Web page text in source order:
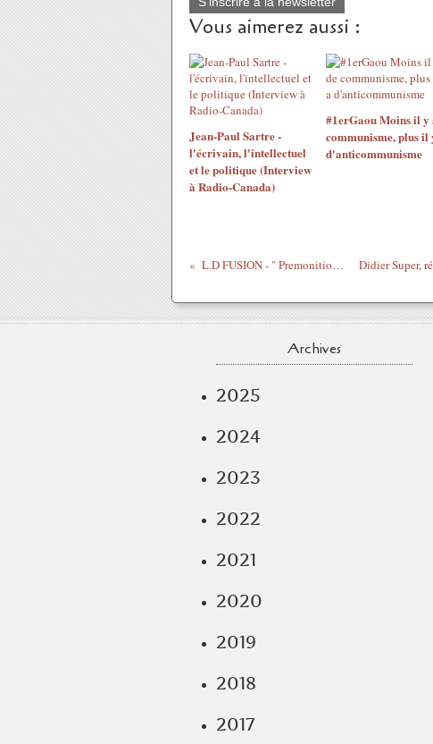
Vous aimerez aussi :
Jean-Paul Sartre -
l'écrivain, l'intellectuel
et le politique (Interview
à Radio-Canada)
#1erGaou Moins il y
communisme, plus il
d'anticommunisme
L.D FUSION - " Premonition " ( 2010 )
Archives
2025
2024
2023
2022
2021
2020
2019
2018
2017